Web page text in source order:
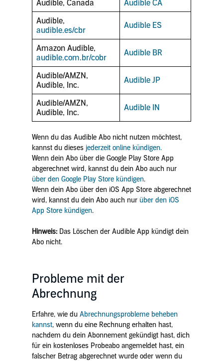
Audible, Canada
Audible CA
Audible,
audible.es/cbr
Audible ES
Amazon Audible,
audible.com.br/cobr
Audible BR
Audible/AMZN,
Audible, Inc.
Audible JP
Audible/AMZN,
Audible, Inc.
Audible IN
Wenn du das Audible Abo nicht nutzen möchtest,
kannst du dieses jederzeit online kündigen.
Wenn dein Abo über die Google Play Store App
abgerechnet wird, kannst du dein Abo auch nur
über den Google Play Store kündigen.
Wenn dein Abo über den iOS App Store abgerechnet
wird, kannst du dein Abo auch nur über den iOS
App Store kündigen.
Hinweis:Das Löschen der Audible App kündigt dein
Abo nicht.
Probleme mit der
Abrechnung
Erfahre, wie duAbrechnungsprobleme beheben
kannst, wenn du eine Rechnung erhalten hast,
nachdem du dein Abonnement gekündigt hast, dich
für ein kostenloses Probeabo angemeldet hast, ein
falscher Betrag abgerechnet wurde oder wenn du